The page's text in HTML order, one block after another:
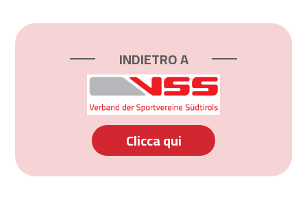
INDIETRO A
Clicca qui